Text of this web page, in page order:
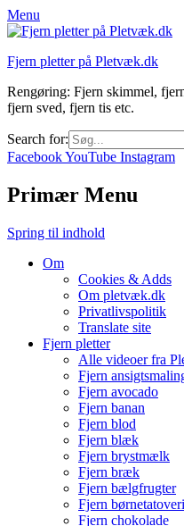
Menu
Fjern pletter på Pletvæk.dk
Rengøring: Fjern skimmel,
fjern sved, fjern tis etc.
Search for:
FacebookYouTube Instagram
Primær Menu
Spring til indhold
Om
Cookies & Adds
Om pletvæk.dk
Privatlivspolitik
Translate site
Fjern pletter
Alle videoer fra
Fjern
Fjern avocado
Fjern banan
Fjern blod
Fjern blæk
Fjern brystmælk
Fjern bræk
Fjern bælgfrugter
Fjern
Fjern chokolade